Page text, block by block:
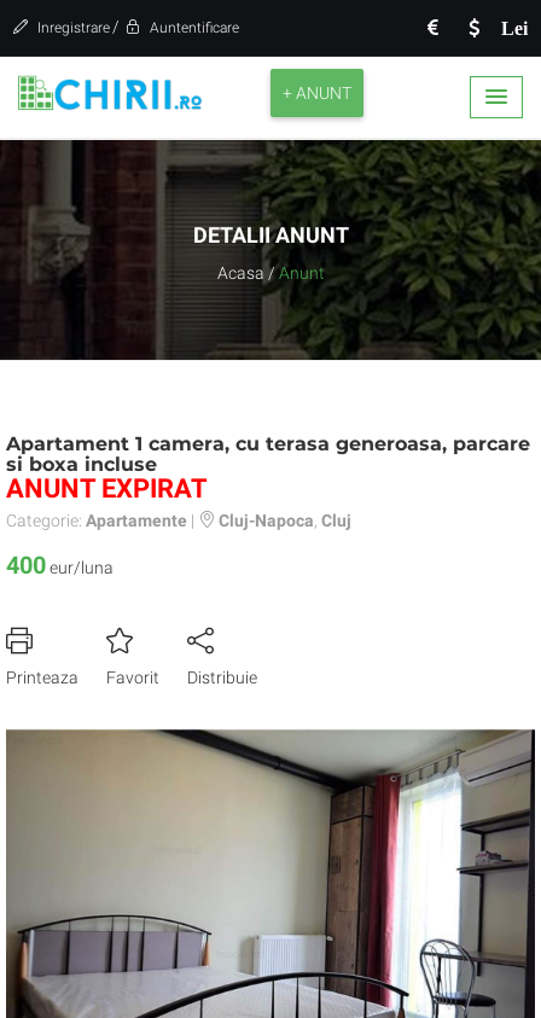
Lei
Inregistrare / Auntentificare
+ ANUNT
DETALII ANUNT
Acasa / Anunt
Apartament 1 camera, cu terasa generoasa, parcare
si boxa incluse
ANUNT EXPIRAT
Categorie: Apartamente | Cluj-Napoca Cluj
400eur/luna
Printeaza Favorit Distribuie